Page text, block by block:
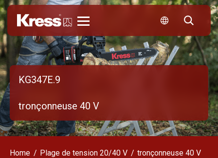
KG347E.9
tronçonneuse 40 V
Home Plage de tension 20/40 V tronçonneuse 40 V